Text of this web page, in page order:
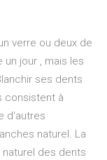
verre ou deux de
jour , mais les
ses dents
consistent à
d'autres
naturel. La
des dents